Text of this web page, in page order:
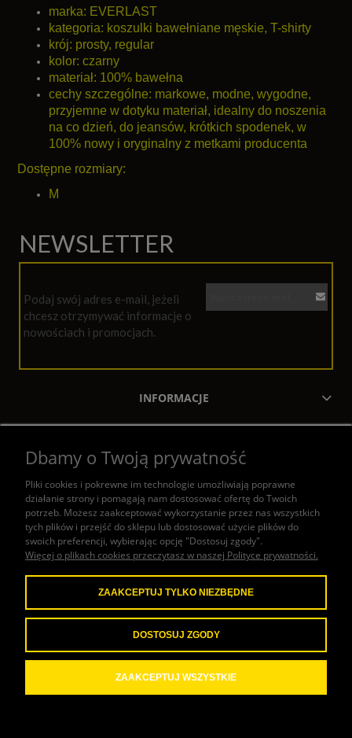
marka: EVERLAST
kategoria: koszulki bawełniane męskie, T-shirty
krój: prosty, regular
kolor: czarny
materiał: 100% bawełna
cechy szczególne: markowe, modne, wygodne,
przyjemne w dotyku materiał, idealny do noszenia
na co dzień, do jeansów, krótkich spodenek, w
100% nowy i oryginalny z metkami producenta
Dostępne rozmiary:
M
NEWSLETTER
Podaj swój adres e-mail, jeżeli
chcesz otrzymywać informacje o
nowościach i promocjach.
INFORMACJE
POMOC
KONTAKT
W naszym sklepie honorujemy
następujące metody płatności:
Dbamy o Twoją prywatność
Pliki cookies i pokrewne im technologie umożliwiają poprawne
działanie strony i pomagają nam dostosować ofertę do Twoich
potrzeb. Możesz zaakceptować wykorzystanie przez nas wszystkich
tych plików i przejść do sklepu lub dostosować użycie plików do
swoich preferencji, wybierając opcję "Dostosuj zgody".
Więcej o plikach cookies przeczytasz w naszej Polityce prywatności.
ZAAKCEPTUJ TYLKO NIEZBĘDNE
DOSTOSUJ ZGODY
ZAAKCEPTUJ WSZYSTKIE